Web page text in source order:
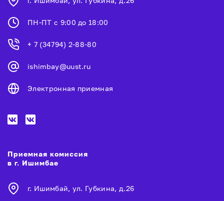
ПН-ПТ с 9:00 до 18:00
+ 7 (34794) 2-88-80
ishimbay@uust.ru
Электронная приемная
Приемная комиссия
в г. Ишимбае
г. Ишимбай, ул. Губкина, д.26